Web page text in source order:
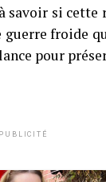
savoir si
froide
pour
PUBLICITÉ